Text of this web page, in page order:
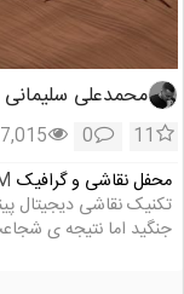
محمدعلی سلیمانی
11
0
محفل نقاشی و گرافیک
تکنیک نقاشی دیجیتال
جنگید اما نتیجه ی